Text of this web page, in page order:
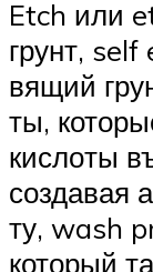
Etch или
грунт,
вя­щий
ты,
кис­ло­ты
созда­вая
ту, wash
кото­рый